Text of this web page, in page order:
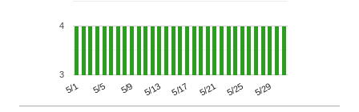
5/1 5/5 5/9 5/13 5/17 5/21 5/25 5/29
3
4